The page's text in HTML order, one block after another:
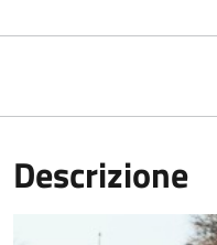
Descrizione